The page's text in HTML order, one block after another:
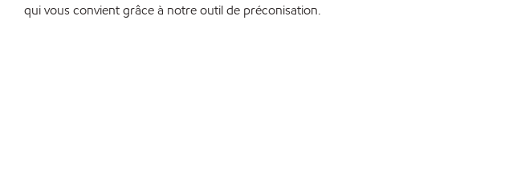
qui vous convient grâce à notre outil de préconisation.